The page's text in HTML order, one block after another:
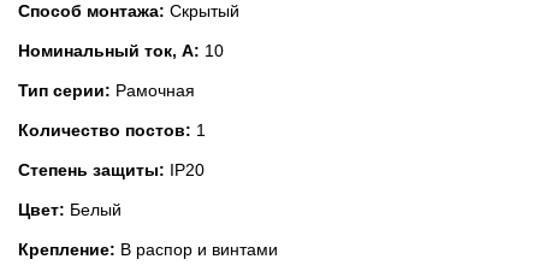
Способ монтажа: Скрытый
Номинальный ток, А: 10
Тип серии: Рамочная
Количество постов: 1
Степень защиты: IP20
Цвет: Белый
Крепление: В распор и винтами